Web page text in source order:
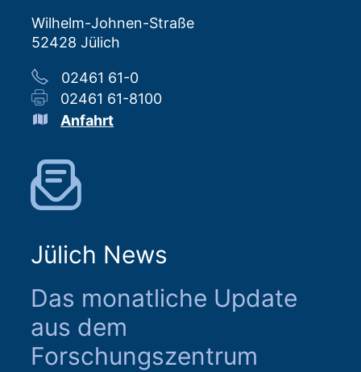
Wilhelm-Johnen-Straße
52428 Jülich
02461 61-0
02461 61-8100
Anfahrt
Jülich News
Das monatliche Update
aus dem
Forschungszentrum